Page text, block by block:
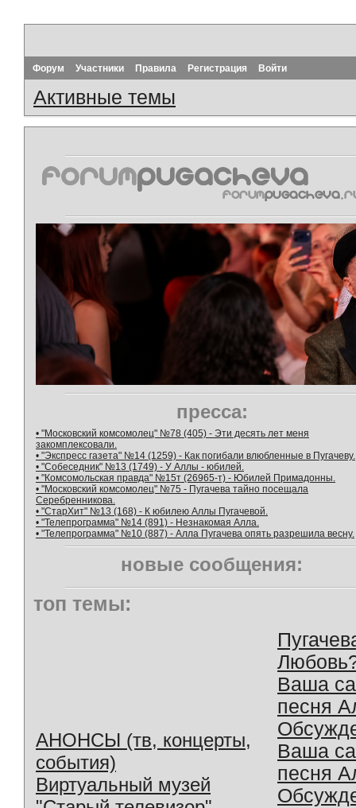
Форум Участники Правила Регистрация Войти
Активные темы
пресса:
• "Московский комсомолец" №78 (405) - Эти десять лет меня
закомплексовали.
• "Экспресс газета" №14 (1259) - Как погибали влюбленные в Пугачеву.
• "Собеседник" №13 (1749) - У Аллы - юбилей.
• "Комсомольская правда" №15т (26965-т) - Юбилей Примадонны.
• "Московский комсомолец" №75 - Пугачева тайно посещала
Серебренникова.
• "СтарХит" №13 (168) - К юбилею Аллы Пугачевой.
• "Телепрограмма" №14 (891) - Незнакомая Алла.
• "Телепрограмма" №10 (887) - Алла Пугачева опять разрешила весну.
новые сообщения:
топ темы:
АНОНСЫ (тв, концерты,
события)
Виртуальный музей
Ваша
песня
Ваша
песня